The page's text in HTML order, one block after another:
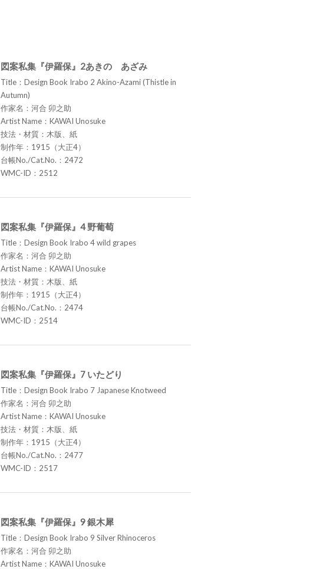
図案私集『伊羅保』2あきのゝあざみ
Title：Design Book Irabo 2 Akino-Azami (Thistle in
Autumn)
作家名：河合 卯之助
Artist Name：KAWAI Unosuke
技法・材質：木版、紙
制作年：1915（大正4）
台帳No./Cat.No.：2472
WMC-ID：2512
図案私集『伊羅保』4 野葡萄
Title：Design Book Irabo 4 wild grapes
作家名：河合 卯之助
Artist Name：KAWAI Unosuke
技法・材質：木版、紙
制作年：1915（大正4）
台帳No./Cat.No.：2474
WMC-ID：2514
図案私集『伊羅保』7 いたどり
Title：Design Book Irabo 7 Japanese Knotweed
作家名：河合 卯之助
Artist Name：KAWAI Unosuke
技法・材質：木版、紙
制作年：1915（大正4）
台帳No./Cat.No.：2477
WMC-ID：2517
図案私集『伊羅保』9 銀木犀
Title：Design Book Irabo 9 Silver Rhinoceros
作家名：河合 卯之助
Artist Name：KAWAI Unosuke